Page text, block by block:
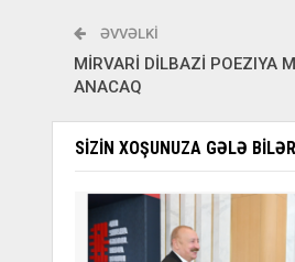
ƏVVƏLKI
MİRVARİ DİLBAZİ POEZIYA
ANACAQ
SIZIN XOŞUNUZA GƏLƏ BILƏR